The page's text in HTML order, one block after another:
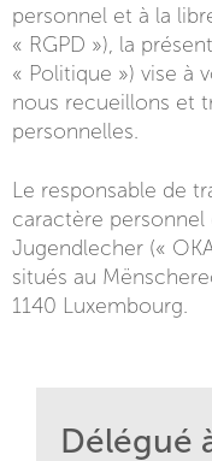
personnel et à la
« RGPD »), la
« Politique ») vise à
nous recueillons et
personnelles.
Le responsable de
caractère personnel
Jugendlecher («
situés au
1140 Luxembourg.
Délégué